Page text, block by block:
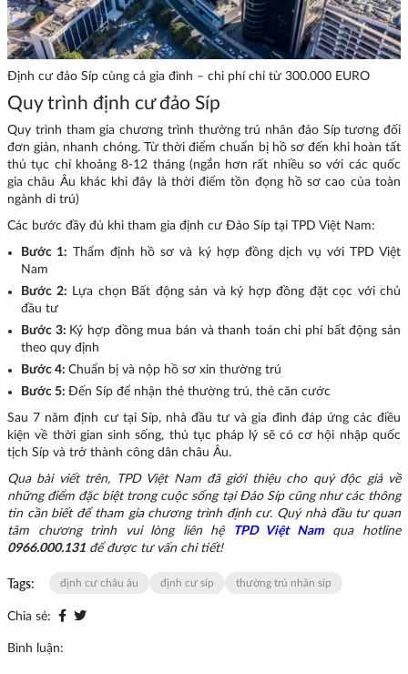
Định cư đảo Síp cùng cả gia đình – chi phí chỉ từ 300.000 EURO
Quy trình định cư đảo Síp
Quy trình tham gia chương trình thường trú nhân đảo Síp tương đối
đơn giản, nhanh chóng. Từ thời điểm chuẩn bị hồ sơ đến khi hoàn tất
thủ tục chỉ khoảng 8-12 tháng (ngắn hơn rất nhiều so với các quốc
gia châu Âu khác khi đây là thời điểm tồn đọng hồ sơ cao của toàn
ngành di trú)
Các bước đầy đủ khi tham gia định cư Đảo Síp tại TPD Việt Nam:
Bước 1: Thẩm định hồ sơ và ký hợp đồng dịch vụ với TPD Việt
Nam
Bước 2: Lựa chọn Bất động sản và ký hợp đồng đặt cọc với chủ
đầu tư
Bước 3: Ký hợp đồng mua bán và thanh toán chi phí bất động sản
theo quy định
Bước 4: Chuẩn bị và nộp hồ sơ xin thường trú
Bước 5: Đến Síp để nhận thẻ thường trú, thẻ căn cước
Sau 7 năm định cư tại Síp, nhà đầu tư và gia đình đáp ứng các điều
kiện về thời gian sinh sống, thủ tục pháp lý sẽ có cơ hội nhập quốc
tịch Síp và trở thành công dân châu Âu.
Qua bài viết trên, TPD Việt Nam đã giới thiệu cho quý độc giả về
những điểm đặc biệt trong cuộc sống tại Đảo Síp cũng như các thông
tin cần biết để tham gia chương trình định cư. Quý nhà đầu tư quan
tâm chương trình vui lòng liên hệ
TPD Việt Namqua hotline
0966.000.131 để được tư vấn chi tiết!
Tags: định cư châu âu định cư síp thường trú nhân síp
Chia sẻ:
Bình luận: